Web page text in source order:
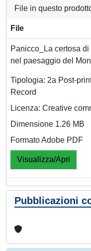
File in questo
File
Panicco_La certosa
nel paesaggio del
Tipologia: 2a Post-
Record
Licenza: Creative
Dimensione 1.26 MB
Formato Adobe PDF
Visualizza/Apri
Pubblicazioni